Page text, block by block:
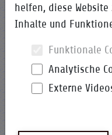
LLC
Steuerung
helfen, diese
Inhalte und
Funktionale
Analytische
Externe